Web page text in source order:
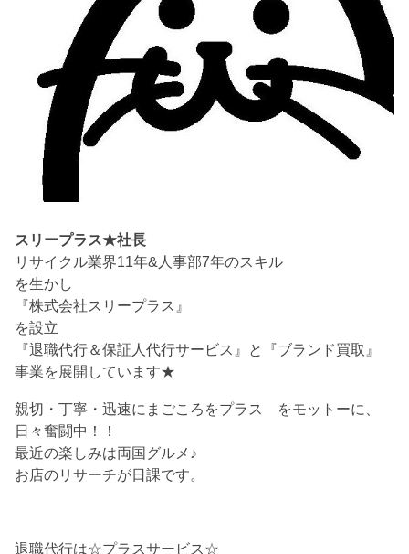
スリープラス★社長
リサイクル業界11年&人事部7年のスキル
を生かし
『株式会社スリープラス』
を設立
『退職代行＆保証人代行サービス』と『ブランド買取』
事業を展開しています★
親切・丁寧・迅速にまごころをプラス をモットーに、
日々奮闘中！！
最近の楽しみは両国グルメ♪
お店のリサーチが日課です。
退職代行は☆プラスサービス☆